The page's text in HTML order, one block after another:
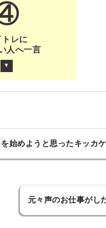
レに
人へ一言
▼
始めようと思ったキッカ
元々声のお仕事がし